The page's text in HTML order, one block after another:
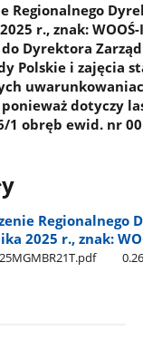
Regionalnego
r., znak:
Dyrektora
Polskie i zajęcia
dotyczy
1 obręb ewid. nr
Regionalnego
2025 r., znak: